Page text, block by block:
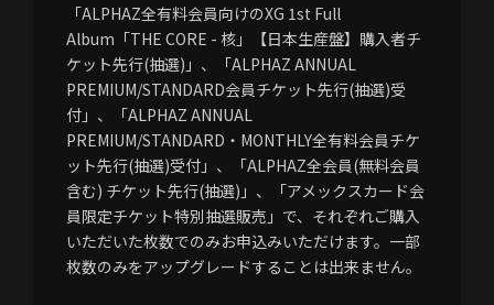
「ALPHAZ全有料会員向けのXG 1st Full
Album「THE CORE - 核」【日本生産盤】購入者チ
ケット先行(抽選)」、「ALPHAZ ANNUAL
PREMIUM/STANDARD会員チケット先行(抽選)受
付」、「ALPHAZ ANNUAL
PREMIUM/STANDARD・MONTHLY全有料会員チケ
ット先行(抽選)受付」、「ALPHAZ全会員(無料会員
含む) チケット先行(抽選)」、「アメックスカード会
員限定チケット特別抽選販売」で、それぞれご購入
いただいた枚数でのみお申込みいただけます。一部
枚数のみをアップグレードすることは出来ません。